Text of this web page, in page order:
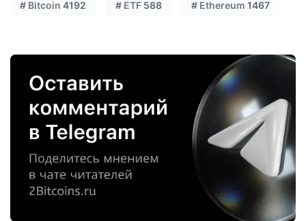
# Bitcoin 4192 # ETF 588 # Ethereum 1467